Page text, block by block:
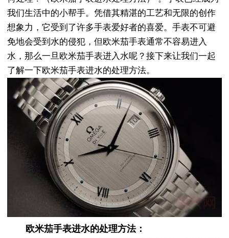
我们生活中的小帮手。凭借其精湛的工艺和无限的创作
想象力，它受到了许多手表爱好者的喜爱。手表不可避
免地会受到水的侵犯，但欧米茄手表通常不容易进入
水，那么一旦欧米茄手表进入水呢？接下来让我们一起
了解一下欧米茄手表进水的处理方法。
欧米茄手表进水的处理方法：